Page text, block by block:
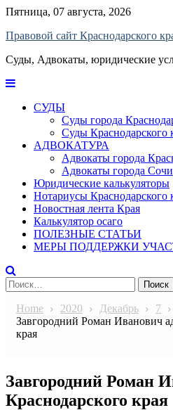
Skip
content
Пятница, 07 августа, 2026
Правовой сайт Краснодарского
Суды, Адвокаты, юридические
СУДЫ
Суды города
Суды Краснодарского
АДВОКАТУРА
Адвокаты города
Адвокаты города Сочи
Юридические калькуляторы
Нотариусы Краснодарского
Новостная лента Края
Калькулятор осаго
ПОЛЕЗНЫЕ СТАТЬИ
МЕРЫ ПОДДЕРЖКИ
Найти:
Home 2020 Декабрь
7
Завгородний Роман Иванович
края
Завгородний Роман
Краснодарского края